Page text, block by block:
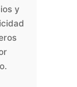
y